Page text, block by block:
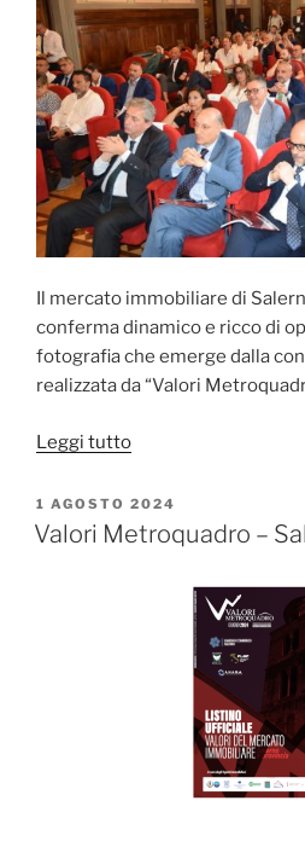
Il mercato immobiliare di
conferma dinamico e ricco di
fotografia che emerge dalla
realizzata da “Valori
Leggi tutto“Presentato
Metroquadro
Salerno
PUBBLICATO
IL
1 AGOSTO 2024
Valori Metroquadro –